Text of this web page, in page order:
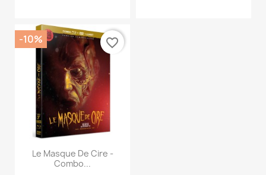
Le Masque De Cire -
Combo...
-10% favorite_border